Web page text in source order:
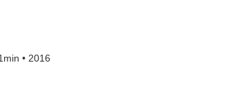
• 2016